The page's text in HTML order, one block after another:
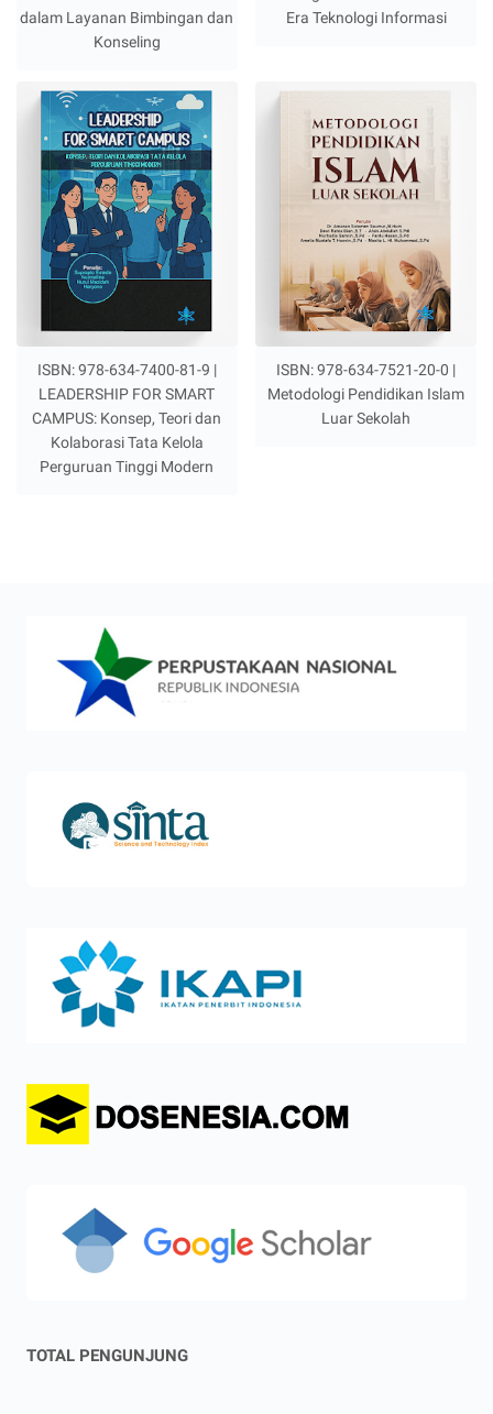
dalam Layanan Bimbingan dan
Konseling
Era Teknologi Informasi
ISBN: 978-634-7400-81-9 |
LEADERSHIP FOR SMART
CAMPUS: Konsep, Teori dan
Kolaborasi Tata Kelola
Perguruan Tinggi Modern
ISBN: 978-634-7521-20-0 |
Metodologi Pendidikan Islam
Luar Sekolah
TOTAL PENGUNJUNG